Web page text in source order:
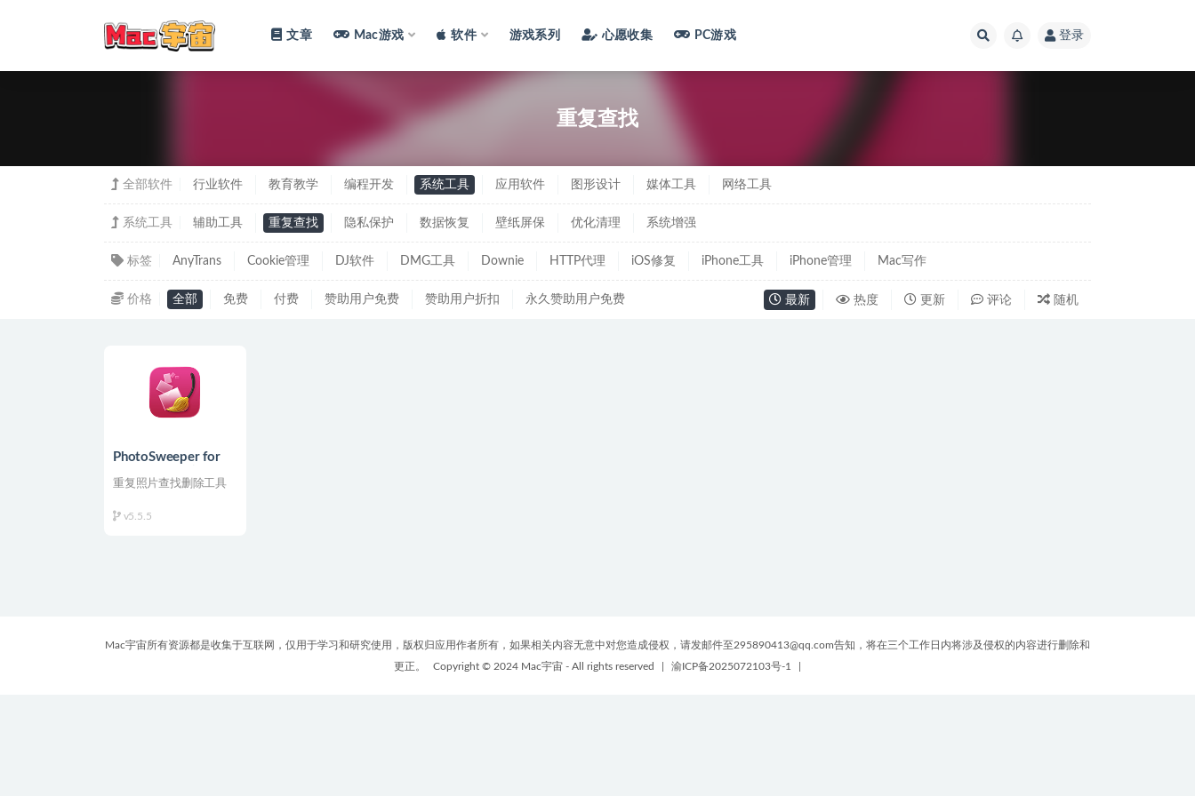
文章 Mac游戏 软件 游戏系列 心愿收集 PC游戏 登录
重复查找
全部软件 行业软件 教育教学 编程开发 系统工具 应用软件 图形设计 媒体工具 网络工具
系统工具 辅助工具 重复查找 隐私保护 数据恢复 壁纸屏保 优化清理 系统增强
标签 AnyTrans Cookie管理 DJ软件 DMG工具 Downie HTTP代理 iOS修复 iPhone工具 iPhone管理 Mac写作
价格 全部 免费 付费 赞助用户免费 赞助用户折扣 永久赞助用户免费 最新 热度 更新 评论 随机
PhotoSweeper for
查找删除工具
重复照片查找删除工具
v5.5.5
Mac宇宙所有资源都是收集于互联网，仅用于学习和研究使用，版权归应用作者所有，如果相关内容无意中对您造成侵权，请发邮件至295890413@qq.com告知，将在三个工作日内将涉及侵权的内容进行删除和
更正。
Copyright © 2024 Mac宇宙 - All rights reserved 渝ICP备2025072103号-1